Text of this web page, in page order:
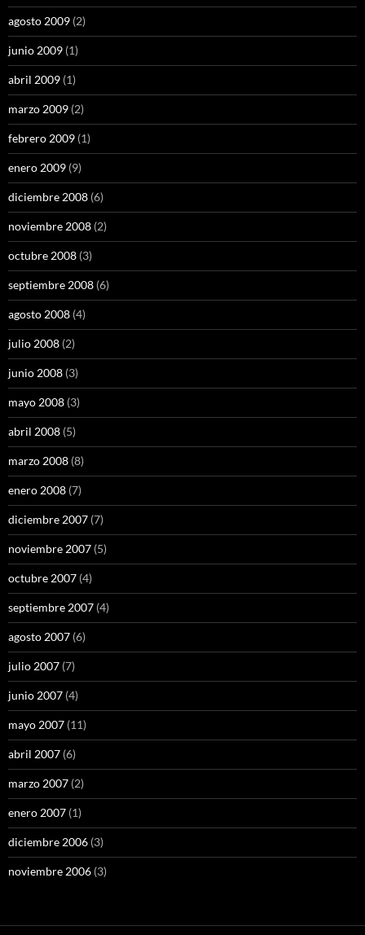
agosto 2009 (2)
junio 2009 (1)
abril 2009 (1)
marzo 2009 (2)
febrero 2009 (1)
enero 2009 (9)
diciembre 2008 (6)
noviembre 2008 (2)
octubre 2008 (3)
septiembre 2008 (6)
agosto 2008 (4)
julio 2008 (2)
junio 2008 (3)
mayo 2008 (3)
abril 2008 (5)
marzo 2008 (8)
enero 2008 (7)
diciembre 2007 (7)
noviembre 2007 (5)
octubre 2007 (4)
septiembre 2007 (4)
agosto 2007 (6)
julio 2007 (7)
junio 2007 (4)
mayo 2007 (11)
abril 2007 (6)
marzo 2007 (2)
enero 2007 (1)
diciembre 2006 (3)
noviembre 2006 (3)